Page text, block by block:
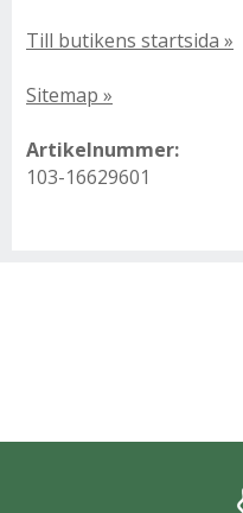
Till butikens startsida »
Sitemap »
Artikelnummer:
103-16629601